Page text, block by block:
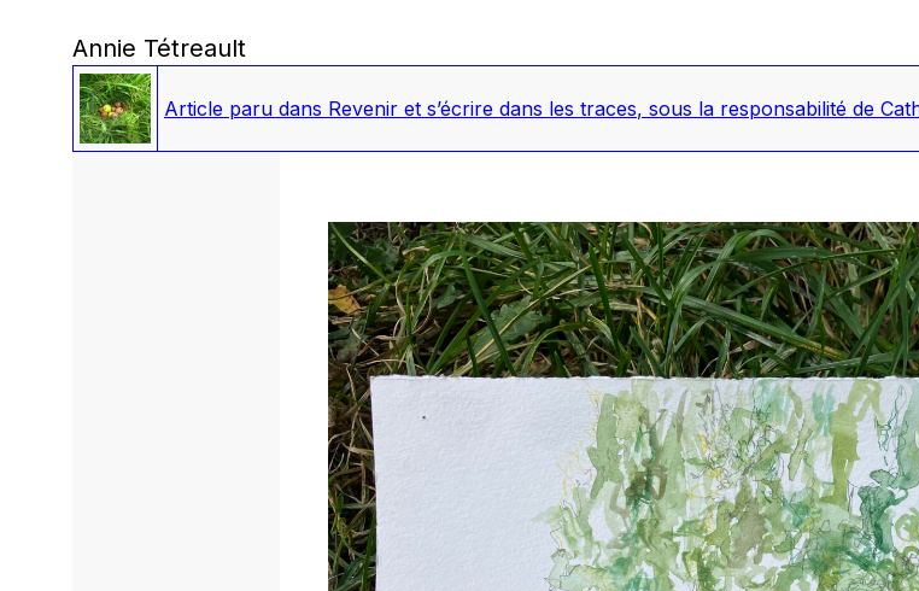
Annie Tétreault
Article paru dans Revenir et s’écrire dans les traces, sous la responsabilité de